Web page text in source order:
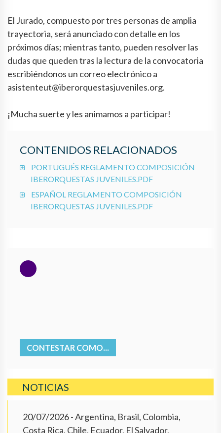
El Jurado, compuesto por tres personas de amplia
trayectoria, será anunciado con detalle en los
próximos días; mientras tanto, pueden resolver las
dudas que queden tras la lectura de la convocatoria
escribiéndonos un correo electrónico a
asistenteut@iberorquestasjuveniles.org.
¡Mucha suerte y les animamos a participar!
CONTENIDOS RELACIONADOS
PORTUGUÉS REGLAMENTO COMPOSICIÓN
IBERORQUESTAS JUVENILES.PDF
ESPAÑOL REGLAMENTO COMPOSICIÓN
IBERORQUESTAS JUVENILES.PDF
CONTESTAR COMO...
NOTICIAS
20/07/2026- Argentina, Brasil, Colombia,
Costa Rica, Chile, Ecuador, El Salvador,